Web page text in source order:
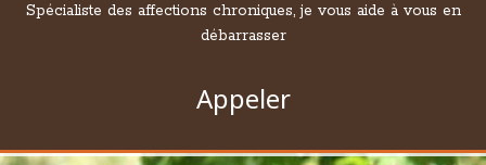
Spécialiste des affections chroniques, je vous aide à vous en
débarrasser
Appeler